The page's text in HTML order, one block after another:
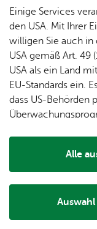
chen­
markt
Mit­tei­
lungs­
blatt
Ge­
schic
h­te
Für Gast­ge­ber
Da­ten­schutz
Im­pres­sum
Bar­rie­re­frei­heit
Pres­se
The­men
Bür­ger­ser­vice
Wel­len­frei­bad
Einige Services
den USA. Mit Ihrer
willigen Sie auch in
USA gemäß Art. 49
USA als ein Land
EU-Standards ein.
dass US-Behörden
Alle